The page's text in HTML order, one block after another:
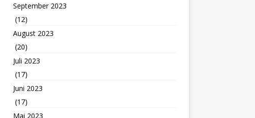
September 2023
(12)
August 2023
(20)
Juli 2023
(17)
Juni 2023
(17)
Mai 2023